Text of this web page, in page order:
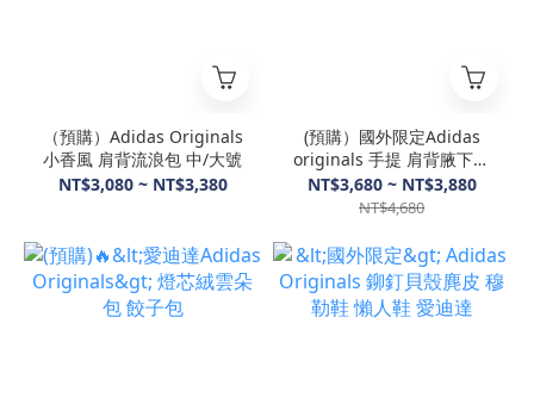
（預購）Adidas Originals
小香風 肩背流浪包 中/大號
NT$3,080 ~ NT$3,380
(預購）國外限定Adidas
originals 手提 肩背腋下包
&鏈條雙肩包 愛迪達
NT$3,680 ~ NT$3,880
NT$4,680